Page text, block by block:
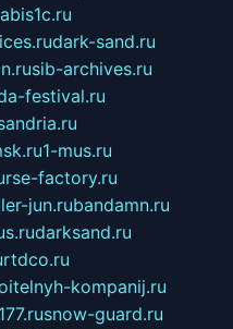
dark-sand.ru
sib-archives.ru
festival.ru
1-mus.ru
factory.ru
jun.rubandamn.ru
darksand.ru
rtdco.ru
kompanij.ru
snow-guard.ru